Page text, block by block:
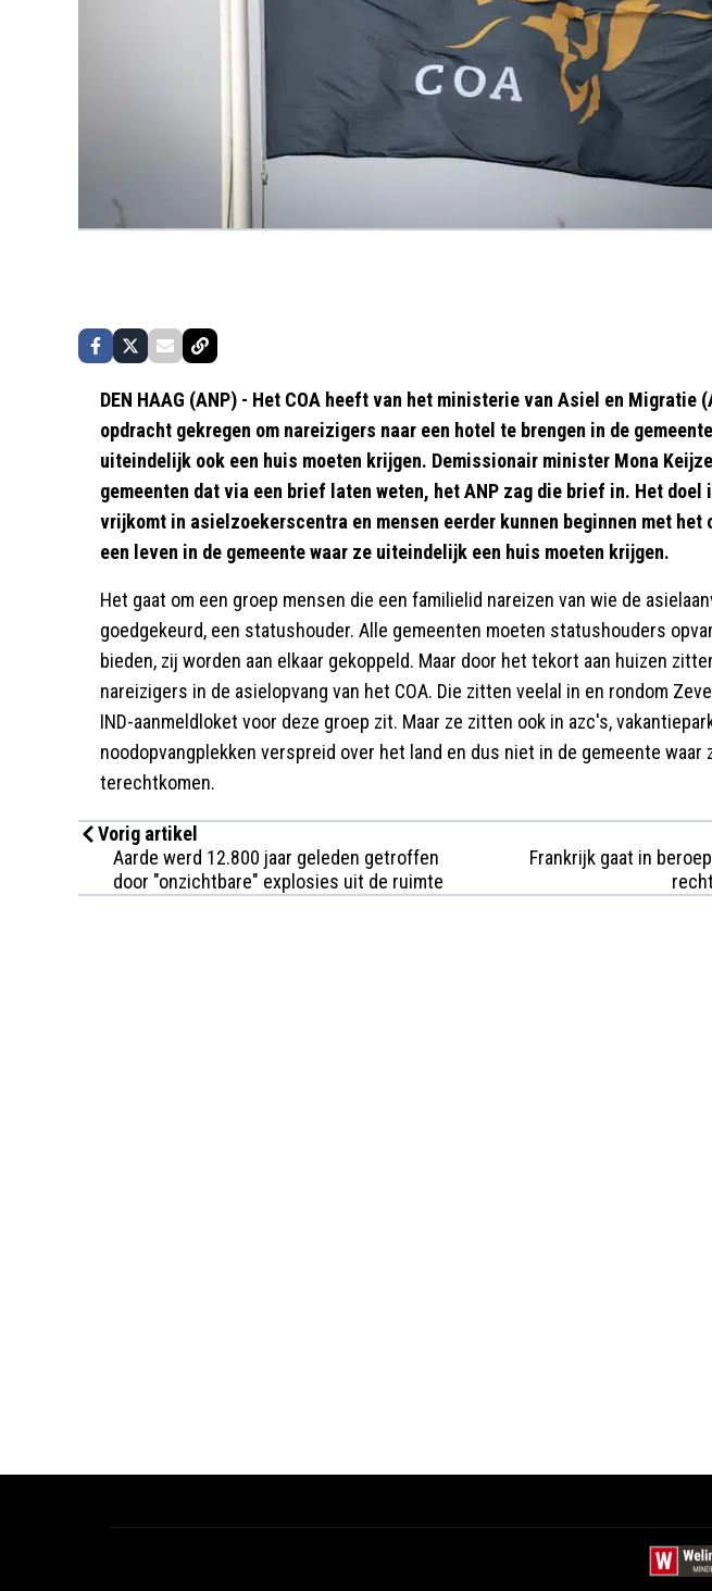
DEN HAAG (ANP) - Het COA heeft van het ministerie van Asiel en Migratie
opdracht gekregen om nareizigers naar een hotel te brengen in de
uiteindelijk ook een huis moeten krijgen. Demissionair minister Mona
gemeenten dat via een brief laten weten, het ANP zag die brief in. Het doel
vrijkomt in asielzoekerscentra en mensen eerder kunnen beginnen met het
een leven in de gemeente waar ze uiteindelijk een huis moeten krijgen.
Het gaat om een groep mensen die een familielid nareizen van wie de
goedgekeurd, een statushouder. Alle gemeenten moeten statushouders
bieden, zij worden aan elkaar gekoppeld. Maar door het tekort aan huizen
nareizigers in de asielopvang van het COA. Die zitten veelal in en rondom
IND-aanmeldloket voor deze groep zit. Maar ze zitten ook in azc's,
noodopvangplekken verspreid over het land en dus niet in de gemeente waar
terechtkomen.
Vorig artikel
Aarde werd 12.800 jaar geleden getroffen
door "onzichtbare" explosies uit de ruimte
Frankrijk gaat in